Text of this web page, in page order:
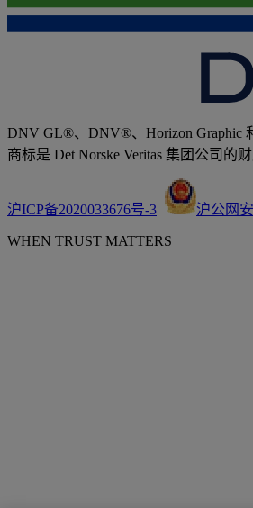
DNV GL®、DNV®、Horizon Graphic
商标是 Det Norske Veritas 集团公司的
沪ICP备2020033676号-3 沪公网
WHEN TRUST MATTERS